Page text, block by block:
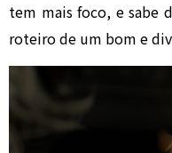
tem mais foco, e sabe
roteiro de um bom e